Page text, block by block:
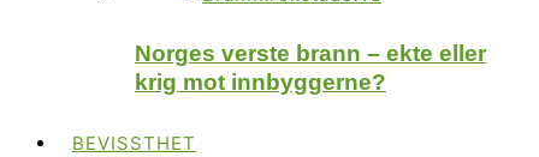
Norges verste brann – ekte eller
krig mot innbyggerne?
BEVISSTHET